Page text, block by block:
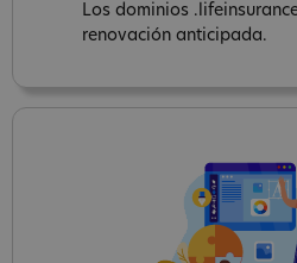
Los dominios
renovación anticipada.